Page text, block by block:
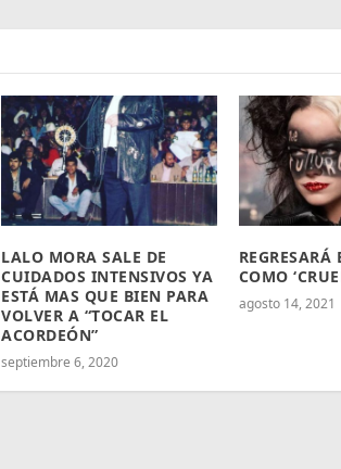
LALO MORA SALE DE
CUIDADOS INTENSIVOS YA
ESTÁ MAS QUE BIEN PARA
VOLVER A “TOCAR EL
ACORDEÓN”
septiembre 6, 2020
REGRESARÁ
COMO
agosto 14, 2021